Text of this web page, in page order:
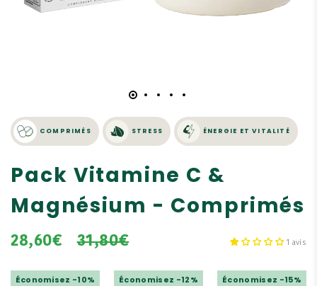
COMPRIMÉS STRESS ÉNERGIE ET VITALITÉ
Pack Vitamine C &
Magnésium - Comprimés
28,60€ 31,80€ 1 avis
Économisez -10% Économisez -12% Économisez -15%